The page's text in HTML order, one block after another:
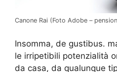
Canone Rai (Foto Adobe –
Insomma, de gustibus.
le irripetibili potenzialità
da casa, da qualunque